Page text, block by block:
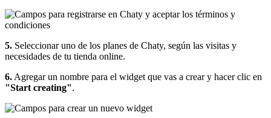
5. Seleccionar uno de los planes de Chaty, según las visitas y
necesidades de tu tienda online.
6. Agregar un nombre para el widget que vas a crear y hacer clic en
"Start creating".